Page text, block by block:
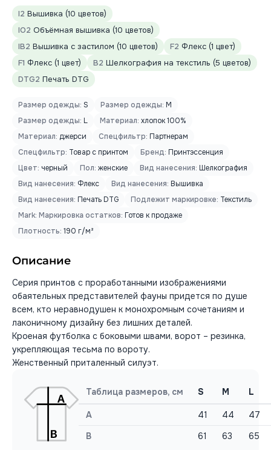
I2 Вышивка (10 цветов)
IO2 Объёмная вышивка (10 цветов)
IB2 Вышивка с застилом (10 цветов) F2 Флекс (1 цвет)
F1 Флекс (1 цвет) B2 Шелкография на текстиль (5 цветов)
DTG2 Печать DTG
Размер одежды: S Размер одежды: M
Размер одежды: L Материал: хлопок 100%
Материал: джерси Спецфильтр: Партнерам
Спецфильтр: Товар с принтом Бренд: Принтэссенция
Цвет: черный Пол: женские Вид нанесения: Шелкография
Вид нанесения: Флекс Вид нанесения: Вышивка
Вид нанесения: Печать DTG Подлежит маркировке: Текстиль
Mark: Маркировка остатков: Готов к продаже
Плотность: 190 г/м²
Описание
Серия принтов с проработанными изображениями
обаятельных представителей фауны придется по душе
всем, кто неравнодушен к монохромным сочетаниям и
лаконичному дизайну без лишних деталей.
Кроеная футболка с боковыми швами, ворот – резинка,
укрепляющая тесьма по вороту.
Женственный приталенный силуэт.
Таблица размеров, см S M L
A 41 44
47
B
61 63 65